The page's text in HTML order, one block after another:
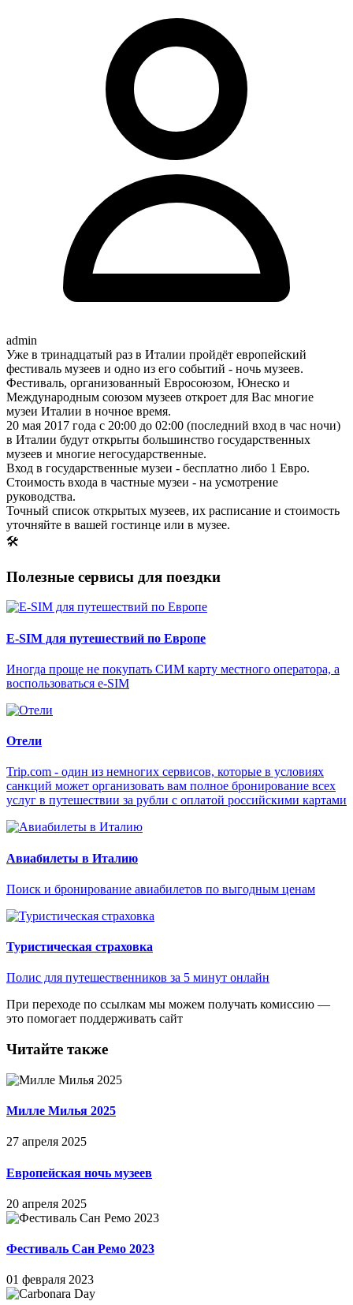
admin
Уже в тринадцатый раз в Италии пройдёт европейский
фестиваль музеев и одно из его событий - ночь музеев.
Фестиваль, организованный Евросоюзом, Юнеско и
Международным союзом музеев откроет для Вас многие
музеи Италии в ночное время.
20 мая 2017 года с 20:00 до 02:00 (последний вход в час ночи)
в Италии будут открыты большинство государственных
музеев и многие негосударственные.
Вход в государственные музеи - бесплатно либо 1 Евро.
Стоимость входа в частные музеи - на усмотрение
руководства.
Точный список открытых музеев, их расписание и стоимость
уточняйте в вашей гостинце или в музее.
🛠
Полезные сервисы для поездки
E-SIM для путешествий по Европе
Иногда проще не покупать СИМ карту местного оператора, а
воспользоваться e-SIM
Отели
Trip.com - один из немногих сервисов, которые в условиях
санкций может организовать вам полное бронирование всех
услуг в путешествии за рубли с оплатой российскими картами
Авиабилеты в Италию
Поиск и бронирование авиабилетов по выгодным ценам
Туристическая страховка
Полис для путешественников за 5 минут онлайн
При переходе по ссылкам мы можем получать комиссию —
это помогает поддерживать сайт
Читайте также
Милле Милья 2025
27 апреля 2025
Европейская ночь музеев
20 апреля 2025
Фестиваль Сан Ремо 2023
01 февраля 2023